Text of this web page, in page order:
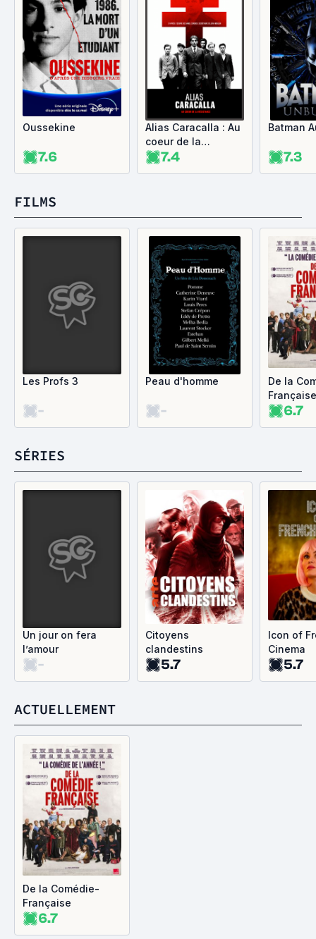
Oussekine
7.6
Alias Caracalla : Au
coeur de la
resistance
7.4
Batman
7.3
FILMS
Les Profs 3
-
Peau d'homme
-
De la
Française
6.7
SÉRIES
Un jour on fera
l’amour
-
Citoyens
clandestins
5.7
Icon of
Cinema
5.7
ACTUELLEMENT
De la Comédie-
Française
6.7